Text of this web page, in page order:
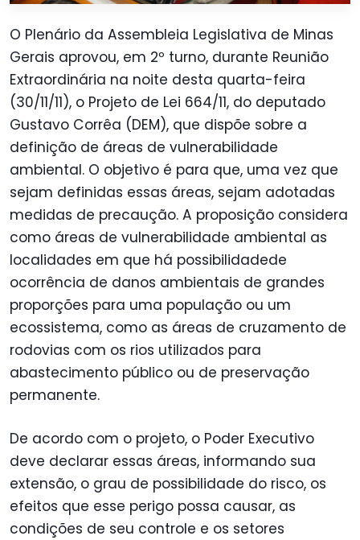
O Plenário da Assembleia Legislativa de Minas
Gerais aprovou, em 2º turno, durante Reunião
Extraordinária na noite desta quarta-feira
(30/11/11), o Projeto de Lei 664/11, do deputado
Gustavo Corrêa (DEM), que dispõe sobre a
definição de áreas de vulnerabilidade
ambiental. O objetivo é para que, uma vez que
sejam definidas essas áreas, sejam adotadas
medidas de precaução. A proposição considera
como áreas de vulnerabilidade ambiental as
localidades em que há possibilidadede
ocorrência de danos ambientais de grandes
proporções para uma população ou um
ecossistema, como as áreas de cruzamento de
rodovias com os rios utilizados para
abastecimento público ou de preservação
permanente.
De acordo com o projeto, o Poder Executivo
deve declarar essas áreas, informando sua
extensão, o grau de possibilidade do risco, os
efeitos que esse perigo possa causar, as
condições de seu controle e os setores